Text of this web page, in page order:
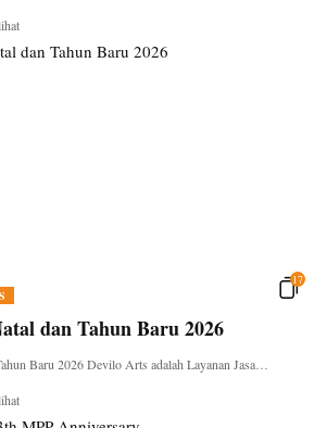
17
dan Tahun Baru 2026
Baru 2026 Devilo Arts adalah Layanan Jasa…